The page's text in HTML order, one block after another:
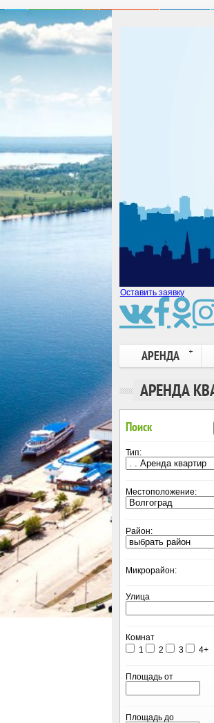
Оставить заявку
АРЕНДА
АРЕНДА
Поиск
Тип:
Местоположение:
Район:
Микрорайон:
Улица
Комнат
1
2 3 4+
Площадь от
Площадь до